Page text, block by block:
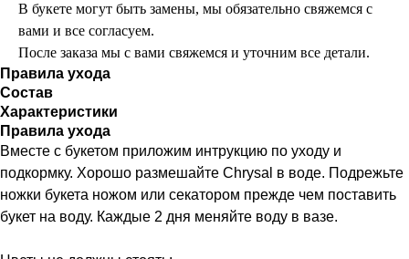
В букете могут быть замены, мы обязательно свяжемся с
вами и все согласуем.
После заказа мы с вами свяжемся и уточним все детали.
Правила ухода
Состав
Характеристики
Правила ухода
Вместе с букетом приложим интрукцию по уходу и
подкормку. Хорошо размешайте Chrysal в воде. Подрежьте
ножки букета ножом или секатором прежде чем поставить
букет на воду. Каждые 2 дня меняйте воду в вазе.